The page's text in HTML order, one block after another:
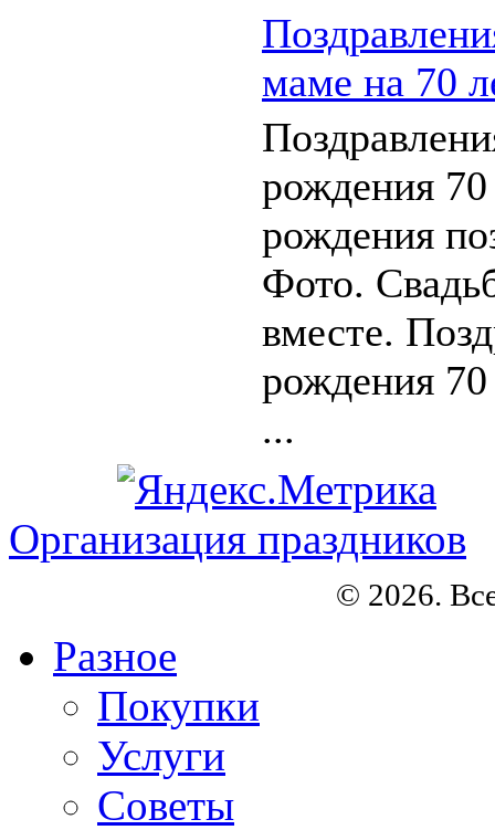
маме на 70
рождения 70
рождения
Фото.
вместе.
рождения 70
...
Организация праздников
© 2026.
Разное
Покупки
Услуги
Советы